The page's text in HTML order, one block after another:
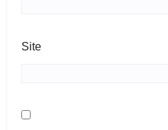
Site